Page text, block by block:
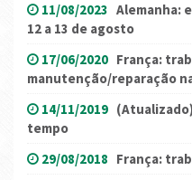
11/08/2023 Alemanha:
12 a 13 de agosto
17/06/2020 França:
manutenção/reparação
14/11/2019
tempo
29/08/2018 França: